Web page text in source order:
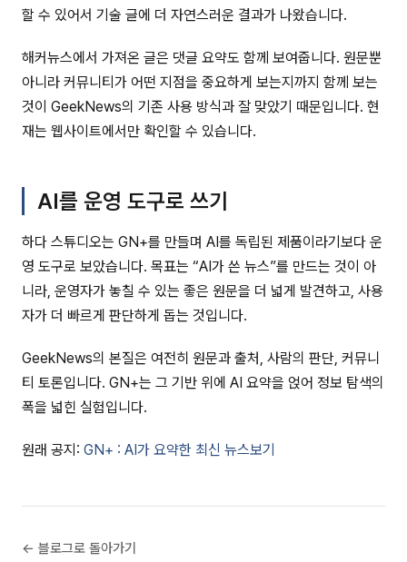
할 수 있어서 기술 글에 더 자연스러운 결과가 나왔습니다.
해커뉴스에서 가져온 글은 댓글 요약도 함께 보여줍니다. 원문뿐
아니라 커뮤니티가 어떤 지점을 중요하게 보는지까지 함께 보는
것이 GeekNews의 기존 사용 방식과 잘 맞았기 때문입니다. 현
재는 웹사이트에서만 확인할 수 있습니다.
AI를 운영 도구로 쓰기
하다 스튜디오는 GN+를 만들며 AI를 독립된 제품이라기보다 운
영 도구로 보았습니다. 목표는 “AI가 쓴 뉴스”를 만드는 것이 아
니라, 운영자가 놓칠 수 있는 좋은 원문을 더 넓게 발견하고, 사용
자가 더 빠르게 판단하게 돕는 것입니다.
GeekNews의 본질은 여전히 원문과 출처, 사람의 판단, 커뮤니
티 토론입니다. GN+는 그 기반 위에 AI 요약을 얹어 정보 탐색의
폭을 넓힌 실험입니다.
원래 공지: GN+ : AI가 요약한 최신 뉴스보기
← 블로그로 돌아가기